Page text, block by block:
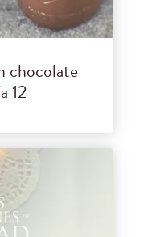
chocolate
12